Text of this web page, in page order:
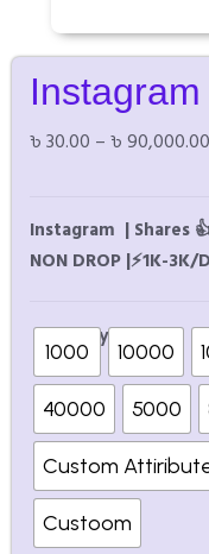
৳30.00 –৳90,000.00
Instagram | Shares
NON DROP |⚡1K-3K/
quantity
1000 10000
40000 5000
Custom
Custoom